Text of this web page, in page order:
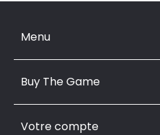
Menu
Buy The Game
Votre compte